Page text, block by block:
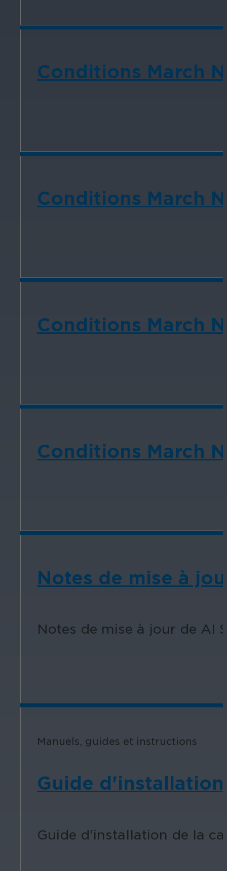
Conditions March
Conditions March
Conditions March
Conditions March
Notes de mise à
Notes de mise à jour de AI
Manuels, guides et instructions
Guide d'installation
Guide d'installation de la